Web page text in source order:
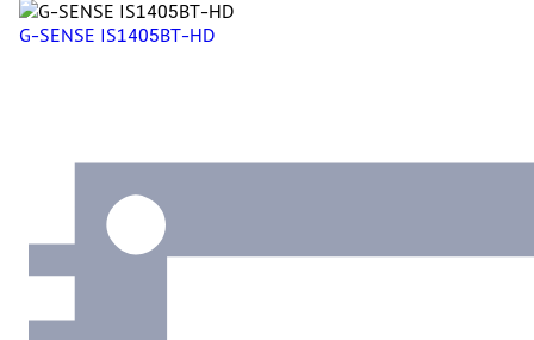
G-SENSE IS1405BT-HD